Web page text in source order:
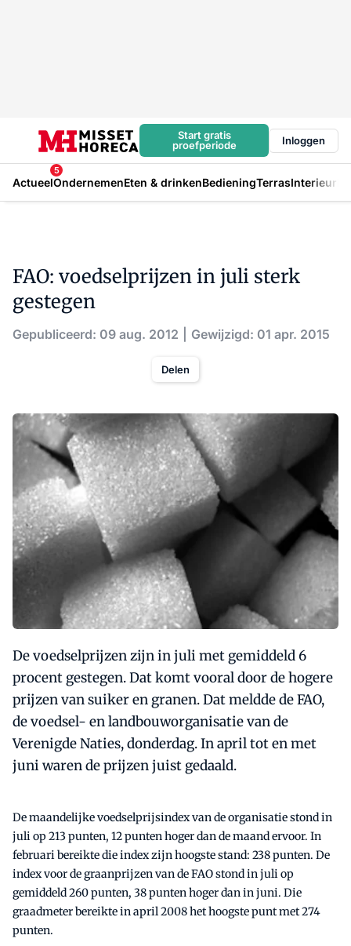
Start gratis
proefperiode
Inloggen
Actueel
5
OndernemenEten & drinkenBedieningTerrasInterieur
FAO: voedselprijzen in juli sterk
gestegen
Gepubliceerd: 09 aug. 2012 Gewijzigd: 01 apr. 2015
Delen
De voedselprijzen zijn in juli met gemiddeld 6
procent gestegen. Dat komt vooral door de hogere
prijzen van suiker en granen. Dat meldde de FAO,
de voedsel- en landbouworganisatie van de
Verenigde Naties, donderdag. In april tot en met
juni waren de prijzen juist gedaald.
De maandelijke voedselprijsindex van de organisatie stond in
juli op 213 punten, 12 punten hoger dan de maand ervoor. In
februari bereikte die index zijn hoogste stand: 238 punten. De
index voor de graanprijzen van de FAO stond in juli op
gemiddeld 260 punten, 38 punten hoger dan in juni. Die
graadmeter bereikte in april 2008 het hoogste punt met 274
punten.